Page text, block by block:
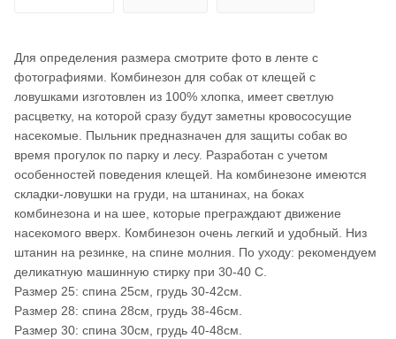
Для определения размера смотрите фото в ленте с
фотографиями. Комбинезон для собак от клещей с
ловушками изготовлен из 100% хлопка, имеет светлую
расцветку, на которой сразу будут заметны кровососущие
насекомые. Пыльник предназначен для защиты собак во
время прогулок по парку и лесу. Разработан с учетом
особенностей поведения клещей. На комбинезоне имеются
складки-ловушки на груди, на штанинах, на боках
комбинезона и на шее, которые преграждают движение
насекомого вверх. Комбинезон очень легкий и удобный. Низ
штанин на резинке, на спине молния. По уходу: рекомендуем
деликатную машинную стирку при 30-40 С.
Размер 25: спина 25см, грудь 30-42см.
Размер 28: спина 28см, грудь 38-46см.
Размер 30: спина 30см, грудь 40-48см.